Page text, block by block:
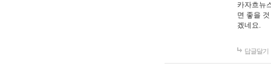
카자흐뉴
면 좋을
겠네요.
답글달기